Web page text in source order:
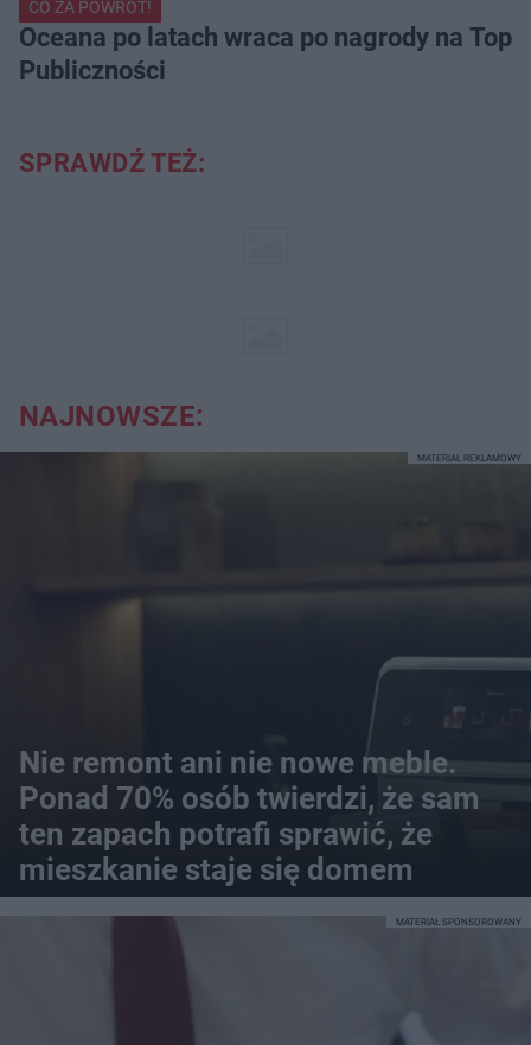
CO ZA POWRÓT!
Oceana po latach wraca po nagrody na Top
Publiczności
SPRAWDŹ TEŻ:
NAJNOWSZE:
Nie remont ani nie nowe meble.
Ponad 70% osób twierdzi, że sam
ten zapach potrafi sprawić, że
mieszkanie staje się domem
MATERIAŁ REKLAMOWY
MATERIAŁ SPONSOROWANY